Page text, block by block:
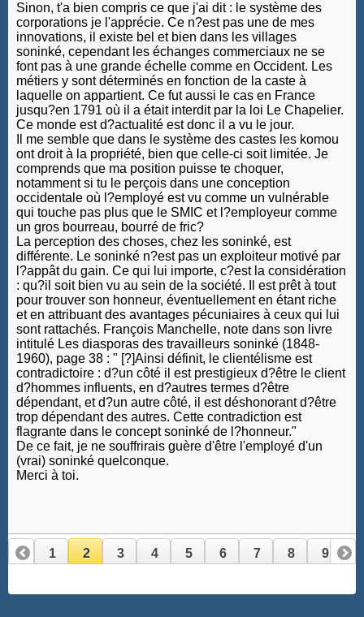
Sinon, t'a bien compris ce que j'ai dit : le système des
corporations je l'apprécie. Ce n?est pas une de mes
innovations, il existe bel et bien dans les villages
soninké, cependant les échanges commerciaux ne se
font pas à une grande échelle comme en Occident. Les
métiers y sont déterminés en fonction de la caste à
laquelle on appartient. Ce fut aussi le cas en France
jusqu?en 1791 où il a était interdit par la loi Le Chapelier.
Ce monde est d?actualité est donc il a vu le jour.
Il me semble que dans le système des castes les komou
ont droit à la propriété, bien que celle-ci soit limitée. Je
comprends que ma position puisse te choquer,
notamment si tu le perçois dans une conception
occidentale où l?employé est vu comme un vulnérable
qui touche pas plus que le SMIC et l?employeur comme
un gros bourreau, bourré de fric?
La perception des choses, chez les soninké, est
différente. Le soninké n?est pas un exploiteur motivé par
l?appât du gain. Ce qui lui importe, c?est la considération
: qu?il soit bien vu au sein de la société. Il est prêt à tout
pour trouver son honneur, éventuellement en étant riche
et en attribuant des avantages pécuniaires à ceux qui lui
sont rattachés. François Manchelle, note dans son livre
intitulé Les diasporas des travailleurs soninké (1848-
1960), page 38 : " [?]Ainsi définit, le clientélisme est
contradictoire : d?un côté il est prestigieux d?être le client
d?hommes influents, en d?autres termes d?être
dépendant, et d?un autre côté, il est déshonorant d?être
trop dépendant des autres. Cette contradiction est
flagrante dans le concept soninké de l?honneur."
De ce fait, je ne souffrirais guère d'être l'employé d'un
(vrai) soninké quelconque.
Merci à toi.
1 2 3 4 5 6 7 8 9